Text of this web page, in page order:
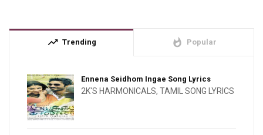
trending_up Trending whatshot Popular
Ennena Seidhom Ingae Song Lyrics
2K'S HARMONICALS, TAMIL SONG LYRICS